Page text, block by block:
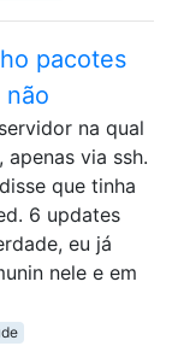
pacotes
não
na qual
via ssh.
que tinha
6 updates
eu já
nele e em